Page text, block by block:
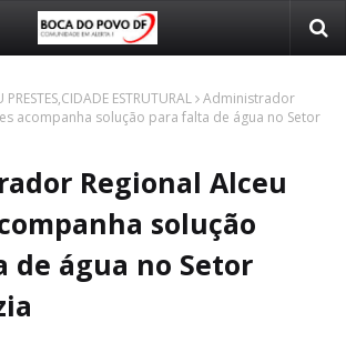
PRESTES,CIDADE ESTRUTURAL Administrador
acompanha solução para falta de água no Setor
Regional Alceu
solução
de água no Setor